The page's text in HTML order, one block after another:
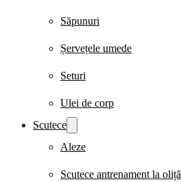
Săpunuri
Șervețele umede
Seturi
Ulei de corp
Scutece
Aleze
Scutece antrenament la oliță